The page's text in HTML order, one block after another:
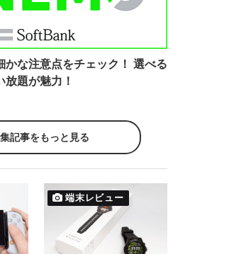
かな注意点をチェック！ 選べる
題が魅力！
記事をもっと見る
端末レビュー